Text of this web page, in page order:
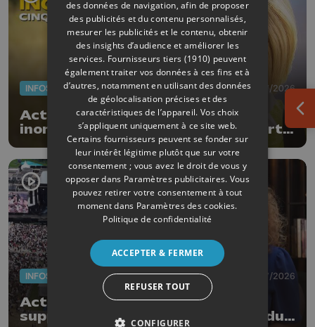
INFOS 17/07/2026
Actus de la semaine : 5 ans des
inondations, subsides pour le sport
et feu d'artifice
INFOS 03/07/2026
Actus de la semaine: Ardentes,
supporters et 4è vague d'exclus du
des données de navigation, afin de proposer
des publicités et du contenu personnalisés,
mesurer les publicités et le contenu, obtenir
des insights d’audience et améliorer les
services. Fournisseurs tiers (1910) peuvent
également traiter vos données à ces fins et à
d’autres, notamment en utilisant des données
de géolocalisation précises et des
caractéristiques de l’appareil. Vos choix
s’appliquent uniquement à ce site web.
Certains fournisseurs peuvent se fonder sur
leur intérêt légitime plutôt que sur votre
consentement ; vous avez le droit de vous y
opposer dans Paramètres publicitaires. Vous
pouvez retirer votre consentement à tout
moment dans Paramètres des cookies.
Politique de confidentialité
ACCEPTER & FERMER
REFUSER TOUT
CONFIGURER